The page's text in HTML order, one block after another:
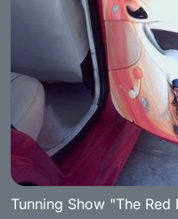
Tunning Show "The